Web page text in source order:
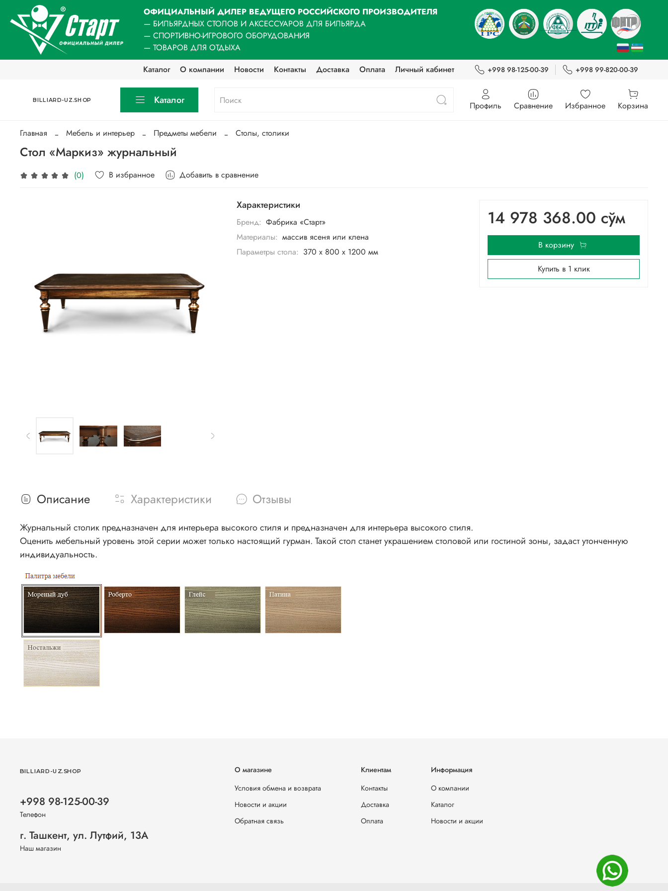
ОФИЦИАЛЬНЫЙ ДИЛЕР ВЕДУЩЕГО РОССИЙСКОГО ПРОИЗВОДИТЕЛЯ
— БИЛЬЯРДНЫХ СТОЛОВ И АКСЕССУАРОВ ДЛЯ БИЛЬЯРДА
— СПОРТИВНО-ИГРОВОГО ОБОРУДОВАНИЯ
— ТОВАРОВ ДЛЯ ОТДЫХА
Каталог
О компании Новости Контакты Доставка Оплата Личный кабинет +998 98-125-00-39 +998 99-820-00-39
BILLIARD-UZ.SHOP Каталог Профиль Сравнение Избранное Корзина
Главная Мебель и интерьер Предметы мебели Столы, столики
Стол «Маркиз» журнальный
(0) В избранное Добавить в сравнение
Характеристики
Бренд: Фабрика «Старт»
Материалы: массив ясеня или клена
Параметры стола: 370 х 800 х 1200 мм
14 978 368.00 сўм
В корзину
Купить в 1 клик
Описание Характеристики Отзывы
Журнальный столик предназначен для интерьера высокого стиля и предназначен для интерьера высокого стиля.
Оценить мебельный уровень этой серии может только настоящий гурман. Такой стол станет украшением столовой или гостиной зоны, задаст утонченную
индивидуальность.
О магазине
Условия обмена и возврата
Новости и акции
Обратная связь
Клиентам
Контакты
Доставка
Оплата
Информация
О компании
Каталог
Новости и акции
BILLIARD-UZ.SHOP
+998 98-125-00-39
Телефон
г. Ташкент, ул. Лутфий, 13А
Наш магазин